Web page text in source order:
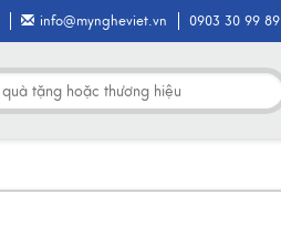
info@myngheviet.vn 0903 30 99 89